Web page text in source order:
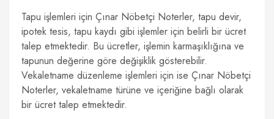
Tapu işlemleri için Çınar Nöbetçi Noterler, tapu devir,
ipotek tesis, tapu kaydı gibi işlemler için belirli bir ücret
talep etmektedir. Bu ücretler, işlemin karmaşıklığına ve
tapunun değerine göre değişiklik gösterebilir.
Vekaletname düzenleme işlemleri için ise Çınar Nöbetçi
Noterler, vekaletname türüne ve içeriğine bağlı olarak
bir ücret talep etmektedir.